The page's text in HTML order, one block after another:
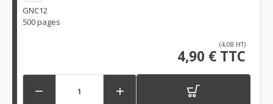
GNC12
500 pages
(4,08 HT)
4,90 € TTC
 